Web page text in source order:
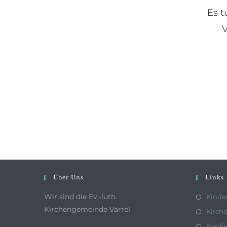
Es
Über Uns
Wir sind die Ev.-luth.
Kirchengemeinde Varrel
Links